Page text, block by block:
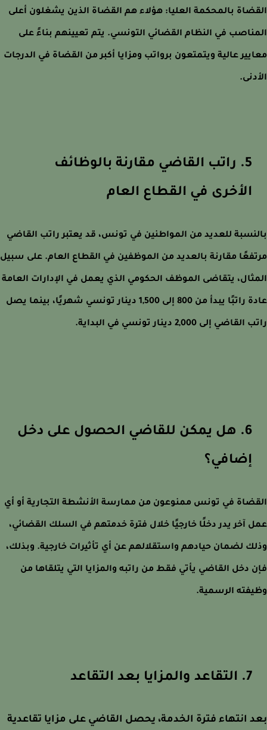
بالمحكمة العليا: هؤلاء هم القضاة الذين يشغلون أعلى
في النظام القضائي التونسي. يتم تعيينهم بناءً على
عالية ويتمتعون برواتب ومزايا أكبر من القضاة في الدرجات
5. راتب القاضي مقارنة بالوظائف
الأخرى في القطاع العام
للعديد من المواطنين في تونس، قد يعتبر راتب القاضي
مقارنة بالعديد من الموظفين في القطاع العام. على سبيل
يتقاضى الموظف الحكومي الذي يعمل في الإدارات العامة
عادة راتبًا يبدأ من 800 إلى 1,500 دينار تونسي شهريًا، بينما يصل
إلى 2,000 دينار تونسي في البداية.
6. هل يمكن للقاضي الحصول على دخل
إضافي؟
في تونس ممنوعون من ممارسة الأنشطة التجارية أو أي
آخر يدر دخلًا خارجيًا خلال فترة خدمتهم في السلك القضائي،
لضمان حيادهم واستقلالهم عن أي تأثيرات خارجية. وبذلك،
دخل القاضي يأتي فقط من راتبه والمزايا التي يتلقاها من
الرسمية.
انتهاء فترة الخدمة، يحصل القاضي على مزايا تقاعدية